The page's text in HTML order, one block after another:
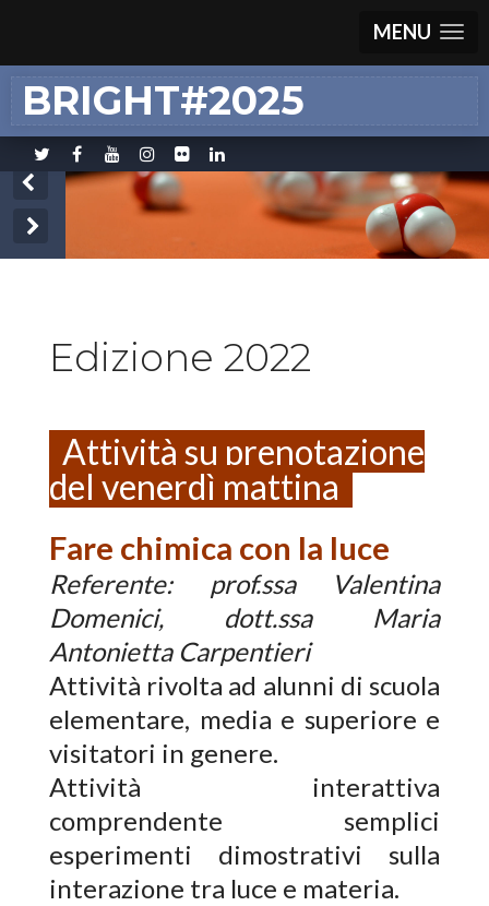
MENU
BRIGHT#2025
Edizione 2022
Attività su prenotazione
del venerdì mattina
Fare chimica con la luce
Referente: prof.ssa Valentina
Domenici, dott.ssa Maria
Antonietta Carpentieri
Attività rivolta ad alunni di scuola
elementare, media e superiore e
visitatori in genere.
Attività interattiva
comprendente semplici
esperimenti dimostrativi sulla
interazione tra luce e materia.